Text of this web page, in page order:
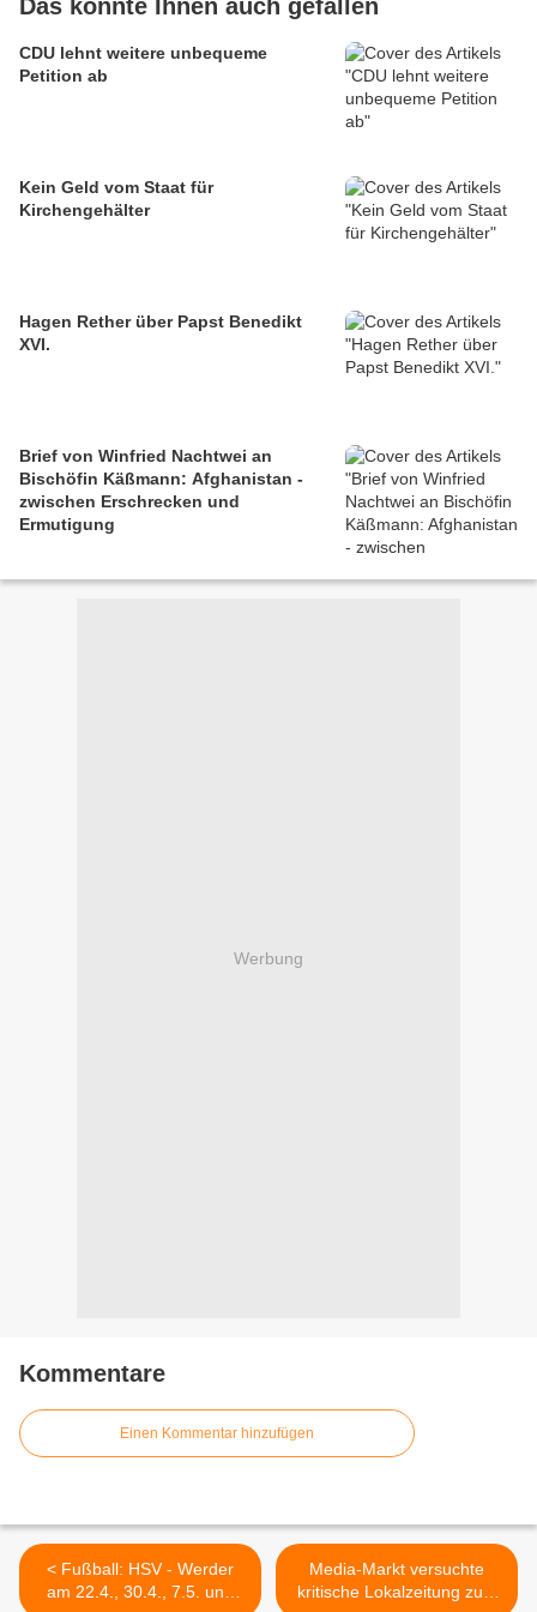
Das könnte Ihnen auch gefallen
CDU lehnt weitere unbequeme
Petition ab
Kein Geld vom Staat für
Kirchengehälter
Hagen Rether über Papst Benedikt
XVI.
Brief von Winfried Nachtwei an
Bischöfin Käßmann: Afghanistan -
zwischen Erschrecken und
Ermutigung
Werbung
Kommentare
Einen Kommentar hinzufügen
< Fußball: HSV - Werder
am 22.4., 30.4., 7.5. und
Media-Markt versuchte
kritische Lokalzeitung zum